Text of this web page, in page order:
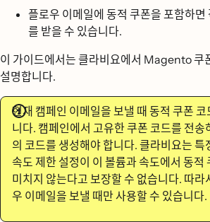
플로우 이메일에 동적 쿠폰을
를 받을 수 있습니다.
이 가이드에서는 클라비요에서 Magento
설명합니다.
현재 캠페인 이메일을 보낼 때 동적 쿠폰
니다. 캠페인에서 고유한 쿠폰 코드를
의 코드를 생성해야 합니다.
속도 제한 설정이 이 볼륨과 속도에서 동적
미치지 않는다고 보장할 수 없습니다.
우 이메일을 보낼 때만 사용할 수 있습니다.